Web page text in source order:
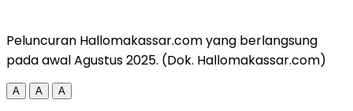
Peluncuran Hallomakassar.com yang berlangsung
pada awal Agustus 2025. (Dok. Hallomakassar.com)
A A A